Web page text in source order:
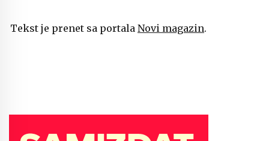
Tekst je prenet sa portala Novi magazin.